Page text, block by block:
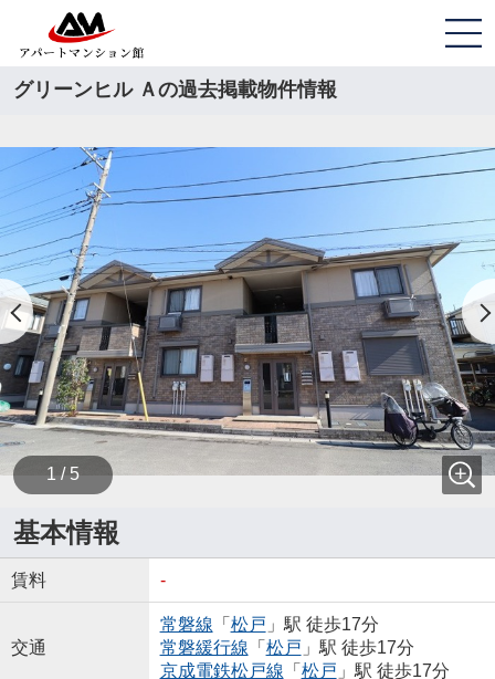
グリーンヒル Ａの過去掲載物件情報
1 / 5
基本情報
賃料 -
交通
常磐線 「 松戸 」駅 徒歩17分
常磐緩行線 「 松戸 」駅 徒歩17分
京成電鉄松戸線 「 松戸 」駅 徒歩17分